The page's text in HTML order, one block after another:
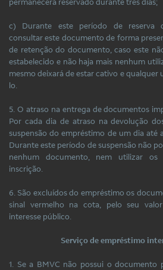
c) Durante este período de reserva
consultar este documento de forma
de retenção do documento, caso este
estabelecido e não haja mais nenhum
mesmo deixará de estar cativo e
lo.
5. O atraso na entrega de documentos
Por cada dia de atraso na devolução
suspensão do empréstimo de um dia até
Durante este período de suspensão não
nenhum documento, nem utilizar os
inscrição.
6. São excluídos do empréstimo os
sinal vermelho na cota, pelo seu
interesse público.
Serviço de empréstimo
1. Se a BMVC não possui o documento